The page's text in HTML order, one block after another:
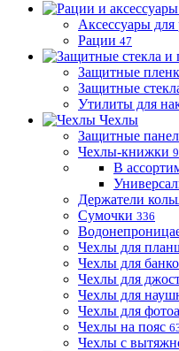
Аксессуары для
Рации 47
Защитные
Защитные
Утилиты для
Чехлы
Защитные
Чехлы-книжки
В
Держатели
Сумочки 336
Чехлы для
Чехлы для
Чехлы для
Чехлы для
Чехлы для
Чехлы на пояс
Чехлы с